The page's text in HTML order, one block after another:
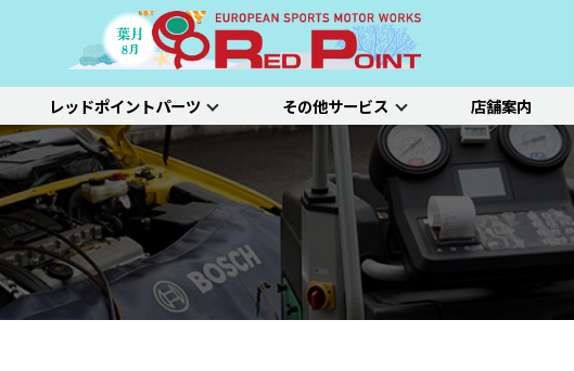
ム）診断 SDL診断 ホイールアライメント点検・
タイヤ整備
新車点検整備
ステージ1／ベーシック ステージ2／ルーティーン
別価格表
レッドポイントパーツ
プジョー シトロエン/DS アルファロメオ フ
吸排気系 サスペンション/シャーシ
エクステリア
インテリア
その他サービス
特選中古車 車両買い取り
店舗案内